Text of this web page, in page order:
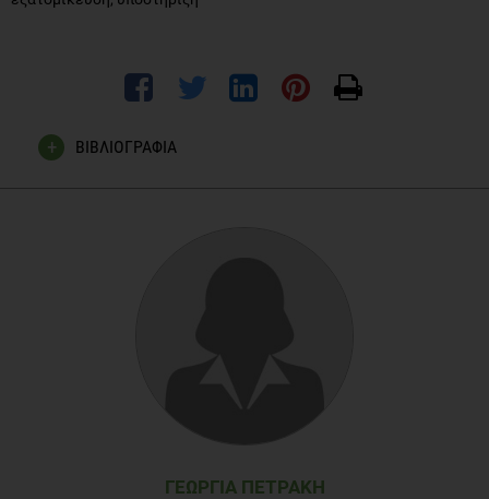
ΒΙΒΛΙΟΓΡΑΦΙΑ
ΓΕΩΡΓΊΑ ΠΕΤΡΆΚΗ